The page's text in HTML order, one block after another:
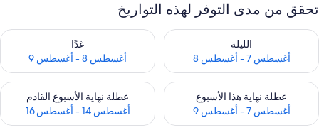
تحقق من مدى التوفر لهذه التواريخ
الليلة
أغسطس 7 - أغسطس 8
تحقق من مدى التوفر لليلة للفترة أغسطس 7 - أغسطس 8
غدًا
أغسطس 8 - أغسطس 9
تحقق من مدى التوفر لغد للفترة أغسطس
عطلة نهاية هذا الأسبوع
أغسطس 7 - أغسطس 9
تحقق من مدى التوفر لعطلة نهاية هذا الأسبوع للفترة أغسطس 7 - أغسطس 9
عطلة نهاية الأسبوع القادم
أغسطس 14 - أغسطس 16
تحقق من مدى التوفر لعطلة نهاية